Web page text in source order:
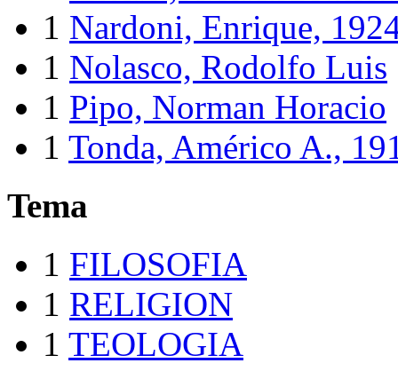
1 Nardoni, Enrique,
1 Nolasco, Rodolfo Luis
1 Pipo, Norman Horacio
1 Tonda, Américo A.,
Tema
1 FILOSOFIA
1 RELIGION
1 TEOLOGIA